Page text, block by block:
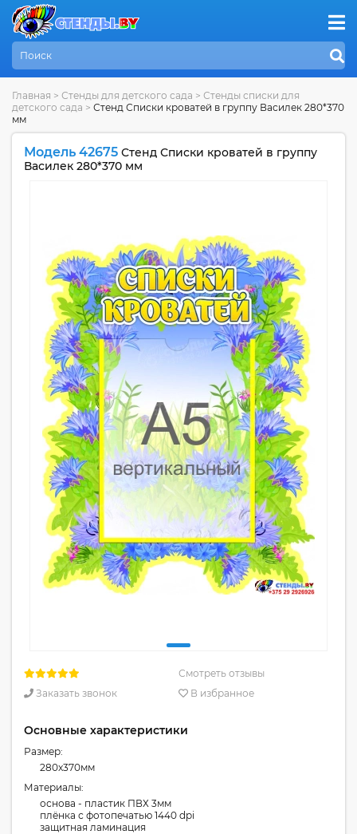
Главная > Стенды для детского сада > Стенды списки для
детского сада > Стенд Списки кроватей в группу Василек 280*370
мм
Модель 42675 Стенд Списки кроватей в группу
Василек 280*370 мм
Смотреть отзывы
Заказать звонок
В избранное
Основные характеристики
Размер:
280x370мм
Материалы:
основа - пластик ПВХ 3мм
плёнка с фотопечатью 1440 dpi
защитная ламинация